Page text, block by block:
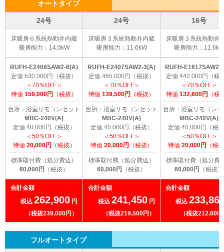
オートタイプ
24号 24号 16号
床暖房６系統熱動弁内蔵
暖房能力：14.0kW
床暖房３系統熱動弁内蔵
暖房能力：11.6kW
床暖房３系統熱動弁
暖房能力：11.6kW
RUFH-E2408SAW2-6(A)
定価 530,000円（税抜）
＜70％OFF＞
特価 159,000円 （税抜）
台所・浴室リモコンセット
MBC-240V(A)
定価 40,000円（税抜）
＜50％OFF＞
特価 20,000円 （税抜）
標準取付費（処分費込）
60,000円 （税抜）
RUFH-E2407SAW2-3(A)
定価 465,000円（税抜）
＜70％OFF＞
特価 139,500円 （税抜）
台所・浴室リモコンセット
MBC-240V(A)
定価 40,000円（税抜）
＜50％OFF＞
特価 20,000円 （税抜）
標準取付費（処分費込）
60,000円 （税抜）
RUFH-E1617SAW2-
定価 442,000円（税
＜70％OFF＞
特価 132,600円 （税
台所・浴室リモコン
MBC-240V(A)
定価 40,000円（税
＜50％OFF＞
特価 20,000円 （税
標準取付費（処分費
60,000円 （税抜）
合計金額
税込 262,900 円
（税抜239,000円）
合計金額
税込 241,450 円
（税抜219,500円）
合計金額
税込
（税抜212,600
フルオートタイプ